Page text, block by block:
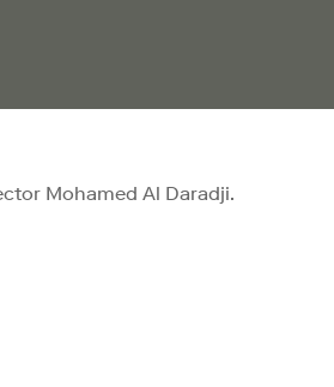
Mohamed Al Daradji.